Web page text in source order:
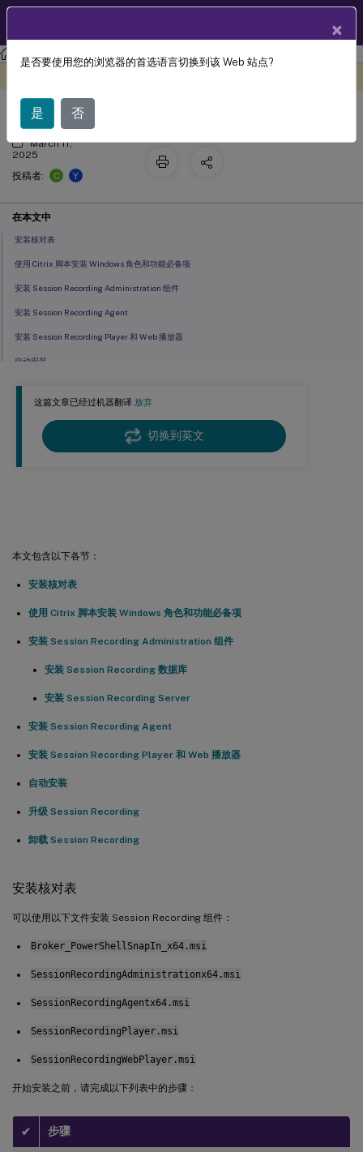
Session Recording Session Recording 2104
这篇文章已经过机器翻译.放弃
切换到英文
本文包含以下各节：
安装核对表
使用 Citrix 脚本安装 Windows 角色和功能必备项
安装 Session Recording Administration 组件
安装 Session Recording 数据库
安装 Session Recording Server
安装 Session Recording Agent
安装 Session Recording Player 和 Web 播放器
自动安装
升级 Session Recording
卸载 Session Recording
安装核对表
可以使用以下文件安装 Session Recording 组件：
Broker_PowerShellSnapIn_x64.msi
SessionRecordingAdministrationx64.msi
SessionRecordingAgentx64.msi
SessionRecordingPlayer.msi
SessionRecordingWebPlayer.msi
开始安装之前，请完成以下列表中的步骤：
✔ 步骤
安装、升级和卸载
March 11,
2025
投稿者:
C Y
在本文中
安装核对表
使用 Citrix 脚本安装 Windows 角色和功能必备项
安装 Session Recording Administration 组件
安装 Session Recording Agent
安装 Session Recording Player 和 Web 播放器
自动安装
升级 Session Recording
在云 SQL 数据库服务上部署 Session Recording 数据库
卸载 Session Recording
×
是否要使用您的浏览器的首选语言切换到该 Web 站点?
是 否